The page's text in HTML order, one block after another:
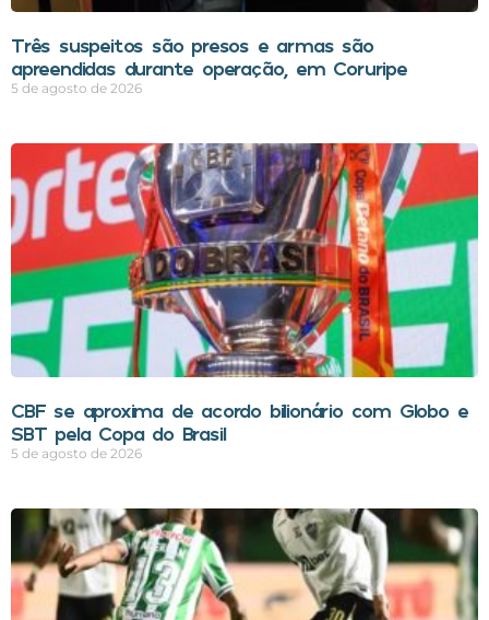
Três suspeitos são presos e armas são
apreendidas durante operação, em Coruripe
5 de agosto de 2026
CBF se aproxima de acordo bilionário com Globo e
SBT pela Copa do Brasil
5 de agosto de 2026